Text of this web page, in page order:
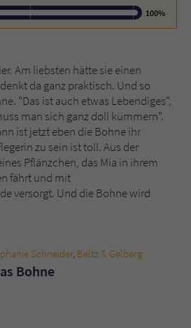
100%
Am liebsten hätte sie einen
da ganz praktisch. Und so
"Das ist auch etwas Lebendiges",
man sich ganz doll kümmern".
ist jetzt eben die Bohne ihr
zu sein ist toll. Aus der
Pflänzchen, das Mia in ihrem
fährt und mit
versorgt. Und die Bohne wird
Schneider, Beltz & Gelberg
Bohne
Couch Medien GmbH & Co. KG
für Kommentare einzelner Buchtitel
Cookie gewährleistet die